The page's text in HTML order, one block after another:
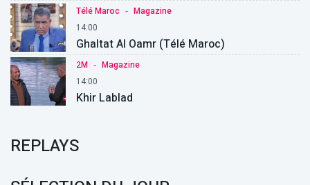
Télé Maroc - Magazine
14:00
Ghaltat Al Oamr (Télé Maroc)
2M - Magazine
14:00
Khir Lablad
REPLAYS